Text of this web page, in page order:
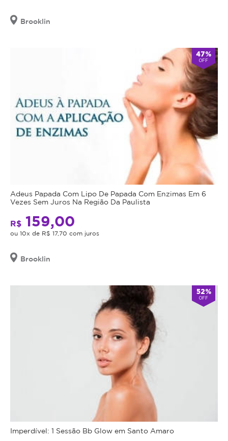
Brooklin
47%
OFF
Adeus Papada Com Lipo De Papada Com Enzimas Em 6
Vezes Sem Juros Na Região Da Paulista
R$ 159,00
ou 10x de R$ 17,70 com juros
Brooklin
52%
OFF
Imperdível: 1 Sessão Bb Glow em Santo Amaro